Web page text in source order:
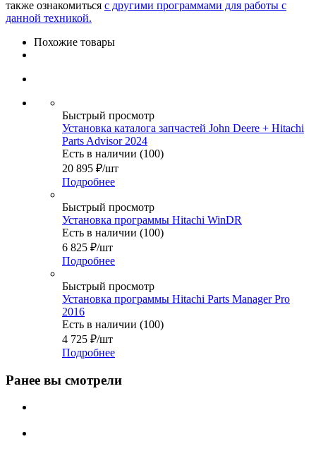
также ознакомиться с другими программами для работы с
данной техникой.
Похожие товары
Быстрый просмотр
Установка каталога запчастей John Deere + Hitachi
Parts Advisor 2024
Есть в наличии (100)
20 895 ₽/шт
Подробнее
Быстрый просмотр
Установка программы Hitachi WinDR
Есть в наличии (100)
6 825 ₽/шт
Подробнее
Быстрый просмотр
Установка программы Hitachi Parts Manager Pro
2016
Есть в наличии (100)
4 725 ₽/шт
Подробнее
Ранее вы смотрели